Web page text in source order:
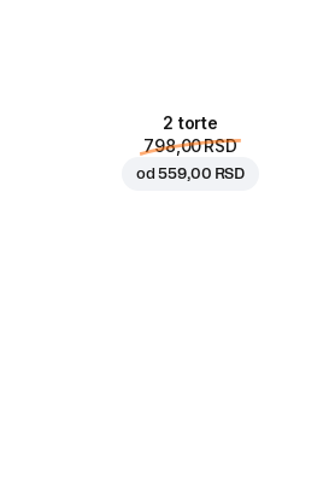
2 torte
798,00 RSD
od559,00 RSD